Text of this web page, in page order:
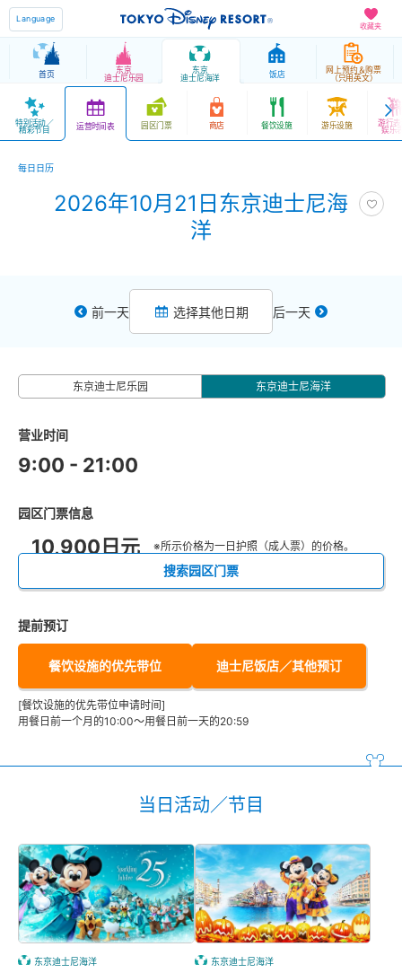
收藏夹
Language
首页 东京
迪士尼乐园
东京
迪士尼海洋 饭店 网上预约＆购票
（只用英文）
特别活动／
精彩节目 运营时间表 园区门票 商店 餐饮设施 游乐设施 游行
娱乐
每日日历
2026年10月21日东京迪士尼海
洋
前一天 选择其他日期 后一天
东京迪士尼乐园 东京迪士尼海洋
营业时间
9:00 - 21:00
园区门票信息
10,900日元 ※所示价格为一日护照（成人票）的价格。
搜索园区门票
提前预订
餐饮设施的优先带位 迪士尼饭店／其他预订
[餐饮设施的优先带位申请时间]
用餐日前一个月的10:00～用餐日前一天的20:59
当日活动／节目
东京迪士尼海洋 东京迪士尼海洋